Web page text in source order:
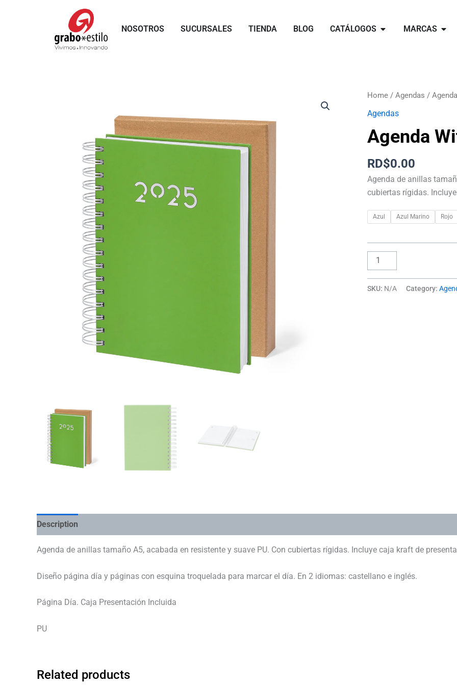
NOSOTROS SUCURSALES TIENDA BLOG CATÁLOGOS Open catálogosMARCAS
Home / Agendas /
Agendas
Agenda
RD$0.00
Agenda de anillas
cubiertas rígidas.
Azul Azul Marino Rojo
Agenda
Witrex
quantity
SKU: N/A Category:
Description
Agenda de anillas tamaño A5, acabada en resistente y suave PU. Con cubiertas rígidas. Incluye caja kraft de
Diseño página día y páginas con esquina troquelada para marcar el día. En 2 idiomas: castellano e inglés.
Página Día. Caja Presentación Incluida
PU
Related products